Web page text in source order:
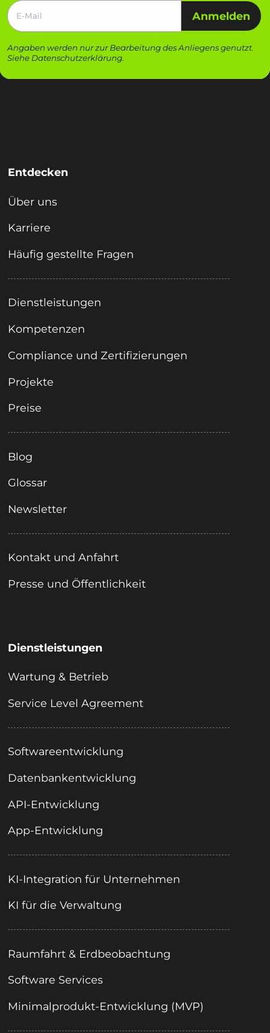
Anmelden
Angaben werden nur zur Bearbeitung des Anliegens genutzt.
Siehe Datenschutzerklärung.
Entdecken
Über uns
Karriere
Häufig gestellte Fragen
Dienstleistungen
Kompetenzen
Compliance und Zertifizierungen
Projekte
Preise
Blog
Glossar
Newsletter
Kontakt und Anfahrt
Presse und Öffentlichkeit
Dienstleistungen
Wartung & Betrieb
Service Level Agreement
Softwareentwicklung
Datenbankentwicklung
API-Entwicklung
App-Entwicklung
KI-Integration für Unternehmen
KI für die Verwaltung
Raumfahrt & Erdbeobachtung
Software Services
Minimalprodukt-Entwicklung (MVP)